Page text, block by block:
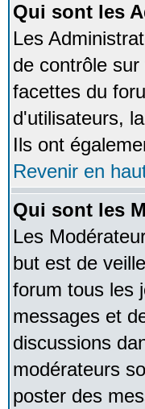
Qui sont les
Les
de contrôle
facettes du
d'utilisateurs,
Ils ont
Revenir en
Qui sont les
Les
but est de
forum tous les
messages et
discussions
modérateurs
poster des